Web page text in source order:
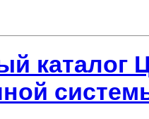
каталог